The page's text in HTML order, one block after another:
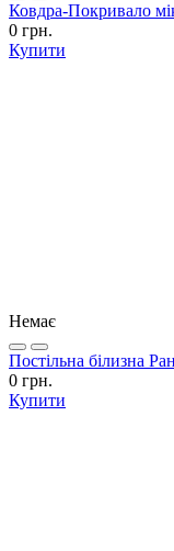
Ковдра-Покривало
0 грн.
Купити
Немає
Постільна білизна
0 грн.
Купити